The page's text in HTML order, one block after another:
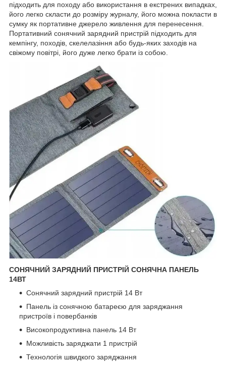
підходить для походу або використання в екстрених випадках,
його легко скласти до розміру журналу, його можна покласти в
сумку як портативне джерело живлення для перенесення.
Портативний сонячний зарядний пристрій підходить для
кемпінгу, походів, скелелазіння або будь-яких заходів на
свіжому повітрі, його дуже легко брати із собою.
СОНЯЧНИЙ ЗАРЯДНИЙ ПРИСТРІЙ СОНЯЧНА ПАНЕЛЬ
14ВТ
Сонячний зарядний пристрій 14 Вт
Панель із сонячною батареєю для заряджання
пристроїв і повербанків
Високопродуктивна панель 14 Вт
Можливість заряджати 1 пристрій
Технологія швидкого заряджання